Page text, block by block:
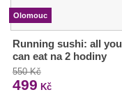
Olomouc
Running sushi: all you
can eat na 2 hodiny
550 Kč
499 Kč